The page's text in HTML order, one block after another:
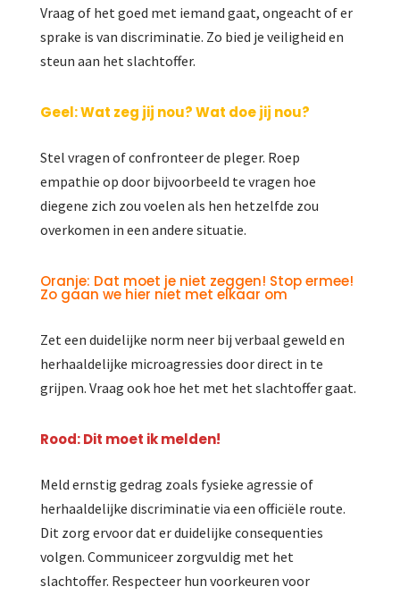
Vraag of het goed met iemand gaat, ongeacht of er
sprake is van discriminatie. Zo bied je veiligheid en
steun aan het slachtoffer.
Geel: Wat zeg jij nou? Wat doe jij nou?
Stel vragen of confronteer de pleger. Roep
empathie op door bijvoorbeeld te vragen hoe
diegene zich zou voelen als hen hetzelfde zou
overkomen in een andere situatie.
Oranje: Dat moet je niet zeggen! Stop ermee!
Zo gaan we hier niet met elkaar om
Zet een duidelijke norm neer bij verbaal geweld en
herhaaldelijke microagressies door direct in te
grijpen. Vraag ook hoe het met het slachtoffer gaat.
Rood: Dit moet ik melden!
Meld ernstig gedrag zoals fysieke agressie of
herhaaldelijke discriminatie via een officiële route.
Dit zorg ervoor dat er duidelijke consequenties
volgen. Communiceer zorgvuldig met het
slachtoffer. Respecteer hun voorkeuren voor